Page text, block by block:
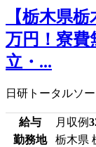
【栃木県
万円！寮費
立・...
日研トータルソ
給与 月収例
勤務地
栃木県